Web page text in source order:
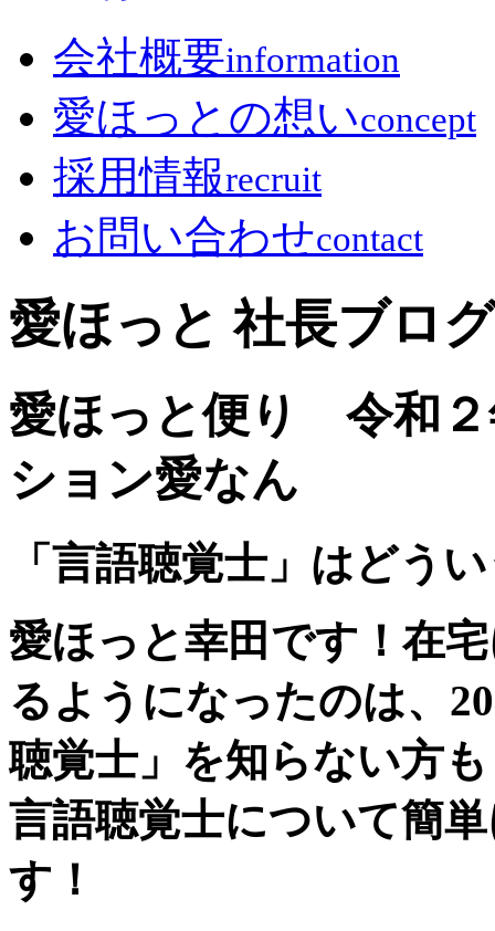
会社概要information
愛ほっとの想いconcept
採用情報recruit
お問い合わせcontact
愛ほっと 社長ブログ
愛ほっと便り 令和
ション愛なん
「言語聴覚士」はどう
愛ほっと幸田です！在
るようになったのは、
聴覚士」を知らない方
言語聴覚士について簡
す！